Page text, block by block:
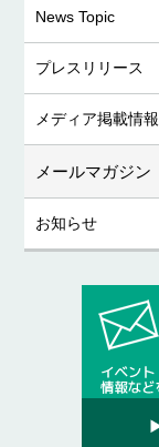
News Topic
プレスリリース
メディア掲載情報
メールマガジン
お知らせ